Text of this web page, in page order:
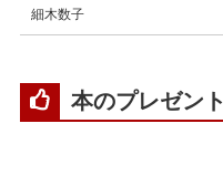
細木数子
本のプレゼント